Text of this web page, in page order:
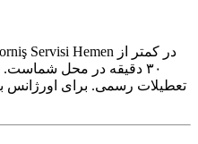
۳۰ دقیقه در محل
تعطیلات رسمی. برای اورژانس